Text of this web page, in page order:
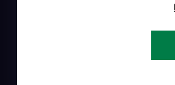
Warum Ruscona